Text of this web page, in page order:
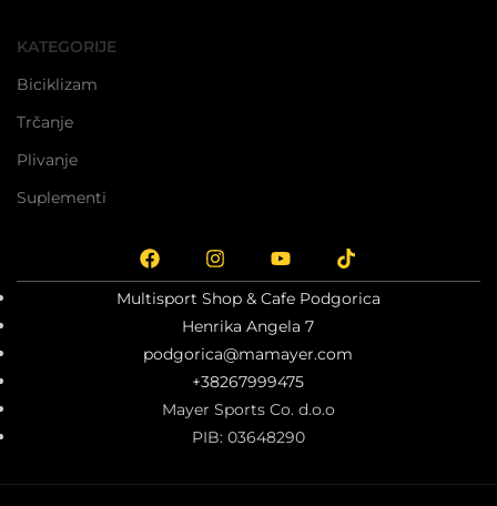
KATEGORIJE
Biciklizam
Trčanje
Plivanje
Suplementi
Multisport Shop & Cafe Podgorica
Henrika Angela 7
podgorica@mamayer.com
+38267999475
Mayer Sports Co. d.o.o
PIB: 03648290